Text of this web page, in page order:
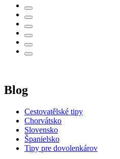
Blog
Cestovatělské tipy
Chorvátsko
Slovensko
Španielsko
Tipy pre dovolenkárov